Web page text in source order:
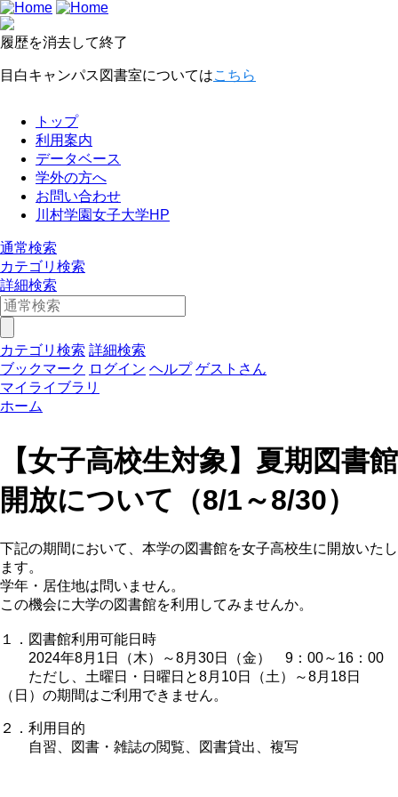
履歴を消去して終了
目白キャンパス図書室についてはこちら
トップ
利用案内
データベース
学外の方へ
お問い合わせ
川村学園女子大学HP
通常検索
カテゴリ検索
詳細検索
カテゴリ検索 詳細検索
ブックマーク ログイン ヘルプ ゲストさん
マイライブラリ
ホーム
【女子高校生対象】夏期図書館
開放について（8/1～8/30）
下記の期間において、本学の図書館を女子高校生に開放いたし
ます。
学年・居住地は問いません。
この機会に大学の図書館を利用してみませんか。
１．図書館利用可能日時
2024年8月1日（木）～8月30日（金） 9：00～16：00
ただし、土曜日・日曜日と8月10日（土）～8月18日
（日）の期間はご利用できません。
２．利用目的
自習、図書・雑誌の閲覧、図書貸出、複写